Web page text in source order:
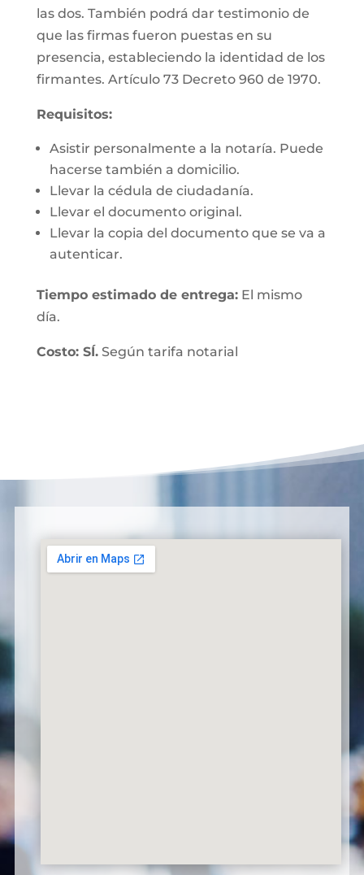
las dos. También podrá dar testimonio de
que las firmas fueron puestas en su
presencia, estableciendo la identidad de los
firmantes. Artículo 73 Decreto 960 de 1970.
Requisitos:
Asistir personalmente a la notaría. Puede
hacerse también a domicilio.
Llevar la cédula de ciudadanía.
Llevar el documento original.
Llevar la copia del documento que se va a
autenticar.
Tiempo estimado de entrega:El mismo
día.
Costo: SÍ.Según tarifa notarial